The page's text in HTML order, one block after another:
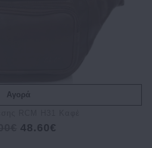
Αγορά
48.60€